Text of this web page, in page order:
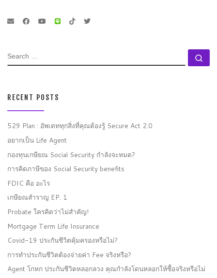
SEARCH
RECENT POSTS
529 Plan : อัพเดททุกสิ่งที่คุณต้องรู้ Secure Act 2.0
อยากเป็น Life Agent
กองทุนเกษียณ Social Security กำลังจะหมด?
การคิดภาษีของ Social Security benefits
FDIC คือ อะไร
เกษียณสำราญ EP. 1
Probate ใครคิดว่าไม่สำคัญ!
Mortgage Term Life Insurance
Covid-19 ประกันชีวิตคุ้มครองหรือไม่?
การทำประกันชีวิตต้องจ่ายค่า Fee จริงหรือ?
Agent โกหก ประกันชีวิตหลอกลวง คุณกำลังโดนหลอกให้ซื้อจริงหรือไม่